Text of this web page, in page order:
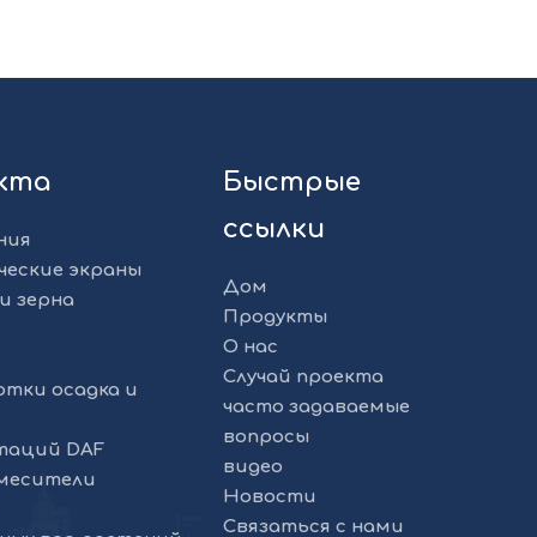
экраны
зерна
осадка и
DAF
Быстрые
ссылки
Дом
Продукты
О нас
Случай проекта
часто задаваемые
вопросы
видео
Новости
Связаться с нами